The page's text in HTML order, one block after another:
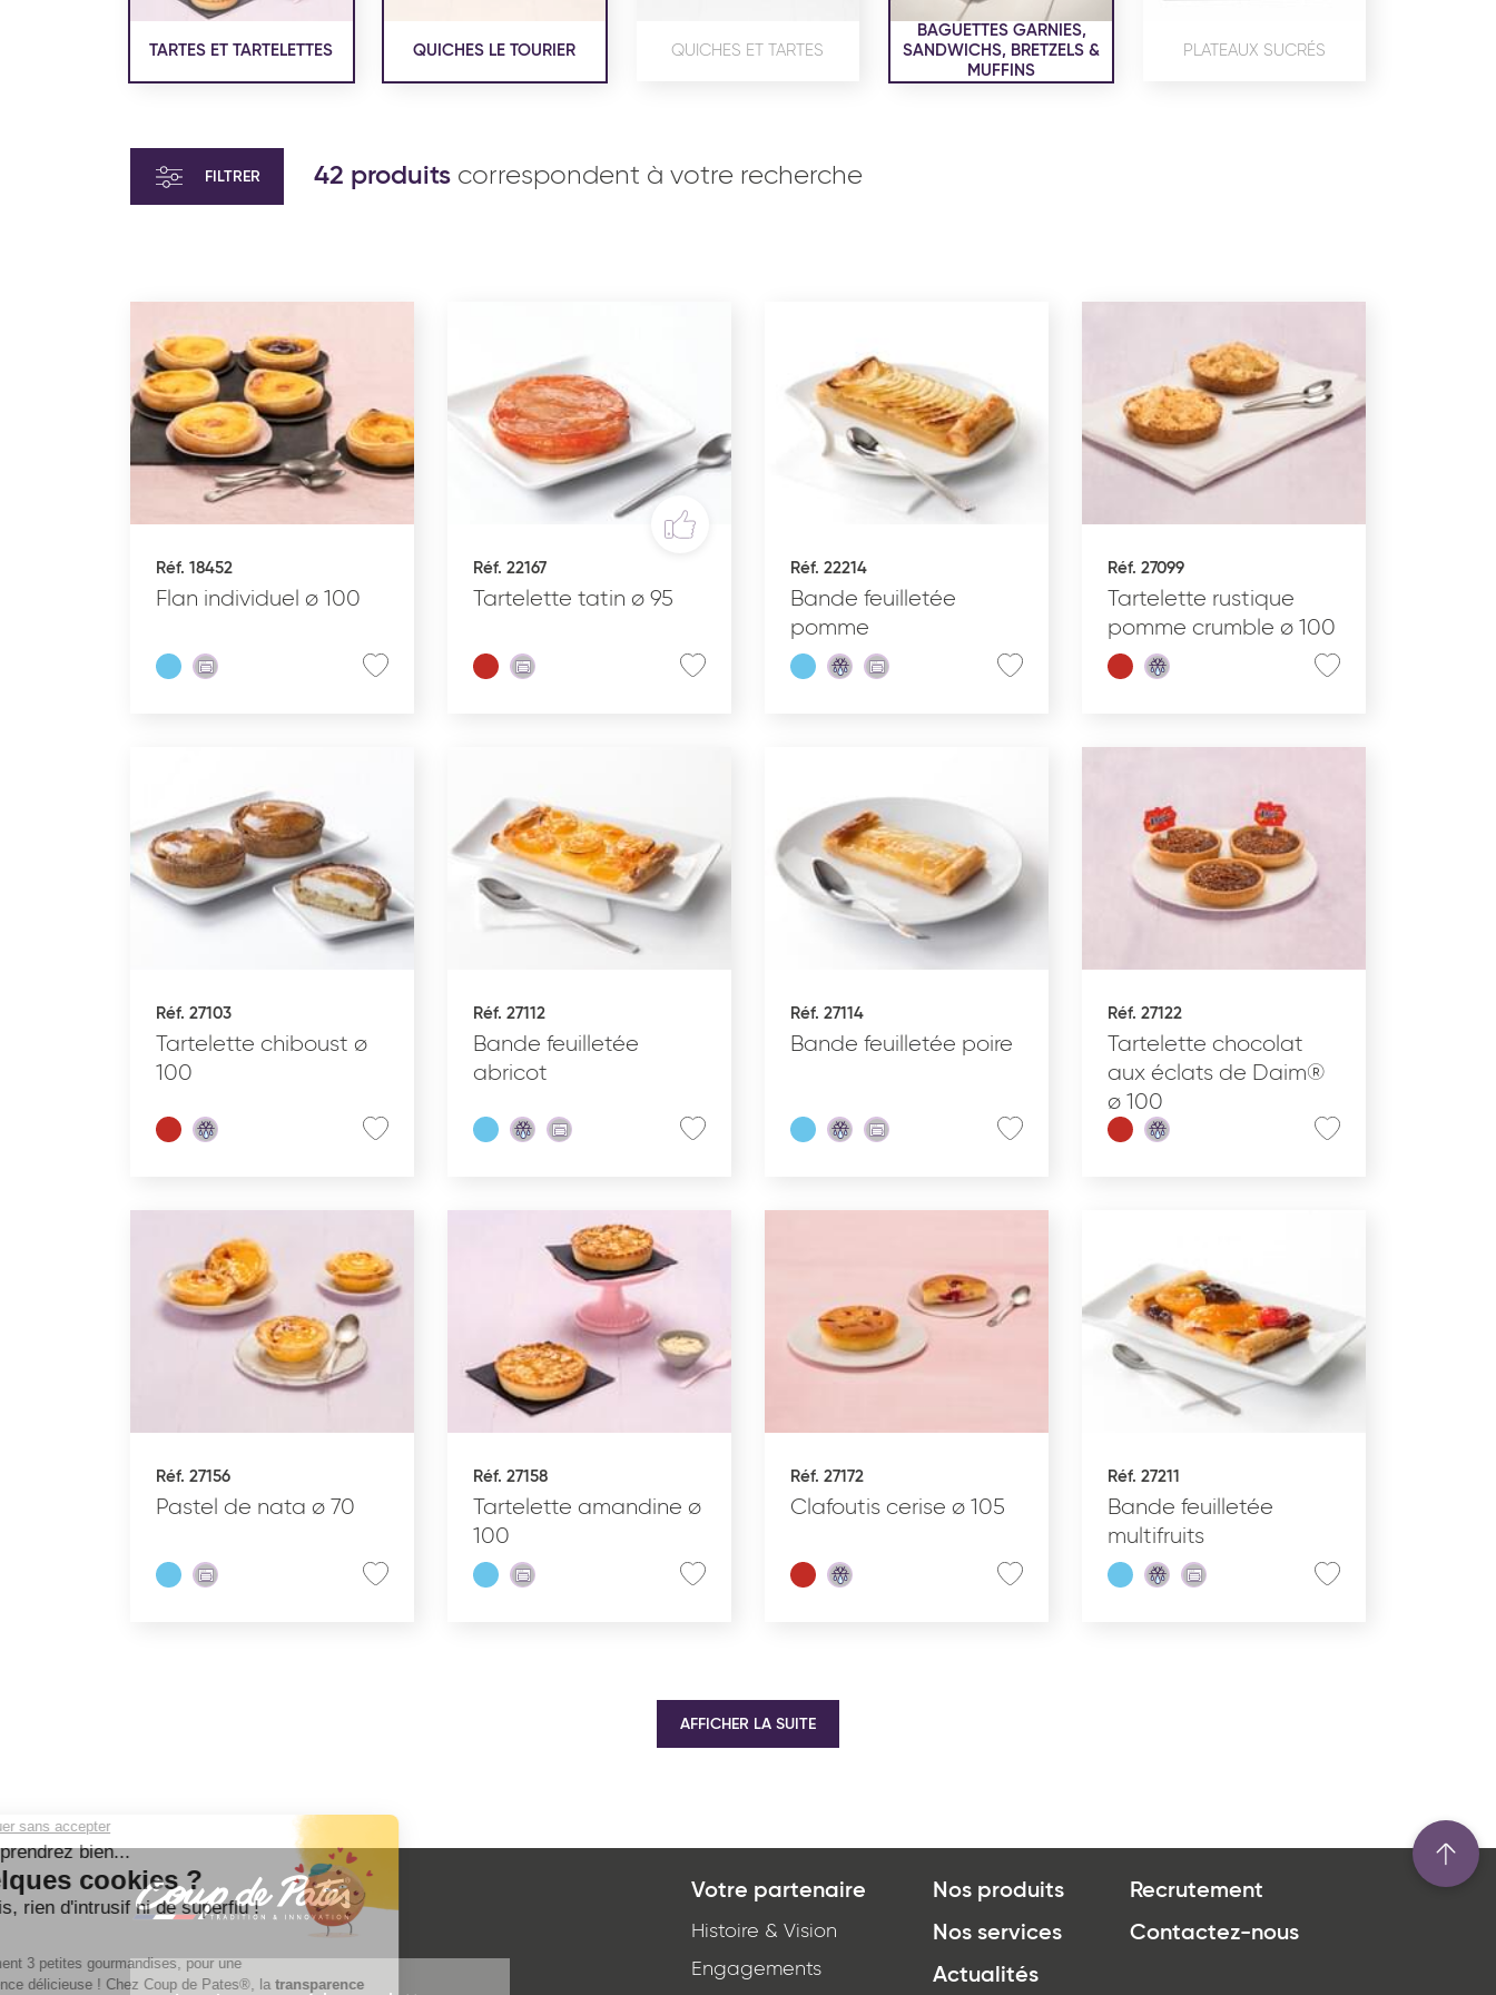
confidentialité
TARTES ET TARTELETTES QUICHES LE TOURIER QUICHES ET TARTES
BAGUETTES GARNIES,
SANDWICHS, BRETZELS &
MUFFINS
PLATEAUX SUCRÉS
FILTRER 42 produits correspondent à votre recherche
VIENNOISERIE ET PÂTISSERIE
AMÉRICAINE
VIENNOISERIE PRODUITS SERVICES RÉCEPTION SALÉE SNACKING
PÂTISSERIE DESSERTS
GLACÉS
GAMME DU PRODUIT
ALLERGÈNES
Pré-poussé surgelé
Précuit surgelé
Pur beurre
Produit à partager
Produit végétarien
Effacer les critères APPLIQUER
Réf. 18452
Flan individuel ø 100
Réf. 22167
Tartelette tatin ø 95
Réf. 22214
Bande feuilletée
pomme
Réf. 27099
Tartelette rustique
pomme crumble ø 100
Réf. 27103
Tartelette chiboust ø
100
Réf. 27112
Bande feuilletée
abricot
Réf. 27114
Bande feuilletée poire
Réf. 27122
Tartelette chocolat
aux éclats de Daim®
ø 100
Réf. 27156
Pastel de nata ø 70
Réf. 27158
Tartelette amandine ø
100
Réf. 27172
Clafoutis cerise ø 105
Réf. 27211
Bande feuilletée
multifruits
AFFICHER LA SUITE
Votre partenaire
Histoire & Vision
Engagements
Nos produits
Nos services
Actualités
Recrutement
Contactez-nous